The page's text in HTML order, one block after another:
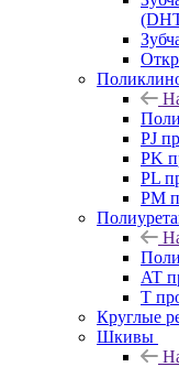
PJ
PK
PL
PM
AT
T
Круглые
Шкивы